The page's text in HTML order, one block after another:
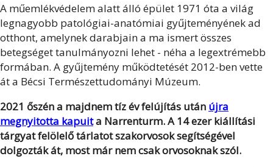
A műemlékvédelem alatt álló épület 1971 óta a világ
legnagyobb patológiai-anatómiai gyűjteményének ad
otthont, amelynek darabjain a ma ismert összes
betegséget tanulmányozni lehet - néha a legextrémebb
formában. A gyűjtemény működtetését 2012-ben vette
át a Bécsi Természettudományi Múzeum.
2021 őszén a majdnem tíz év felújítás után újra
megnyitotta kapuita Narrenturm. A 14 ezer kiállítási
tárgyat felölelő tárlatot szakorvosok segítségével
dolgozták át, most már nem csak orvosoknak szól.